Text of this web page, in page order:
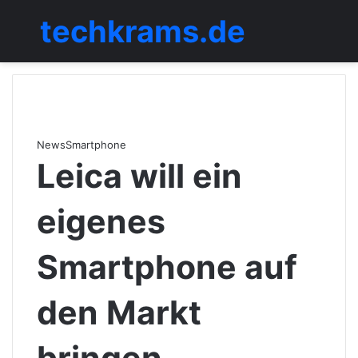
Menü
techkrams.de
NewsSmartphone
Leica will ein
eigenes
Smartphone auf
den Markt